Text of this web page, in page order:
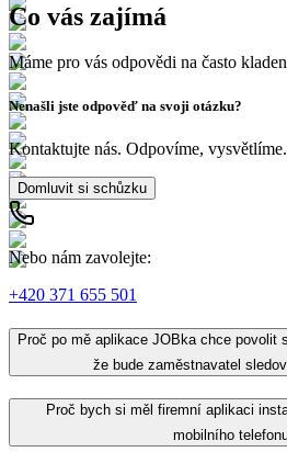
Co vás zajímá
Máme pro vás odpovědi na často
Nenašli jste odpověď na svoji otázku?
Kontaktujte nás. Odpovíme, vysvětlíme.
Domluvit si schůzku
Nebo nám zavolejte:
+420 371 655 501
Proč po mě aplikace JOBka chce povolit
že bude zaměstnavatel
Proč bych si měl firemní aplikaci
mobilního